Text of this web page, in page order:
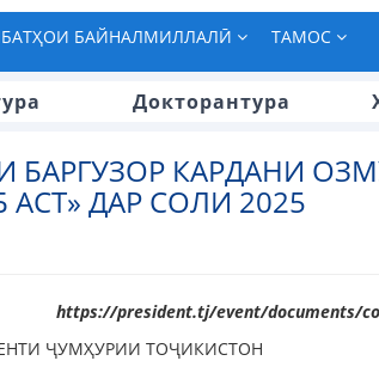
БАЙНАЛМИЛЛАЛӢ ТАМОС
Докторантура
БАРГУЗОР КАРДАНИ
ДАР СОЛИ 2025
https://president.tj/event/documents/
ҶУМҲУРИИ ТОҶИКИСТОН